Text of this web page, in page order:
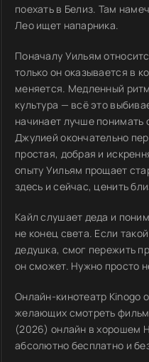
поехать в Белиз. Там
Лео ищет напарника.
Поначалу Уильям
только он оказывается в
меняется. Медленный
культура — всё это
начинает лучше понимать
Джулией окончательно
простая, добрая и
опыту Уильям прощает
здесь и сейчас, ценить
Кайл слушает деда и
не конец света. Если
дедушка, смог пережить
он сможет. Нужно просто
Онлайн-кинотеатр Kinogo
желающих смотреть
(2026) онлайн в хорошем
абсолютно бесплатно и